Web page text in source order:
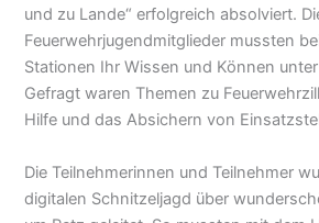
und zu Lande“ erfolgreich absolviert.
Feuerwehrjugendmitglieder mussten
Stationen Ihr Wissen und Können
Gefragt waren Themen zu
Hilfe und das Absichern von
Die Teilnehmerinnen und Teilnehmer
digitalen Schnitzeljagd über